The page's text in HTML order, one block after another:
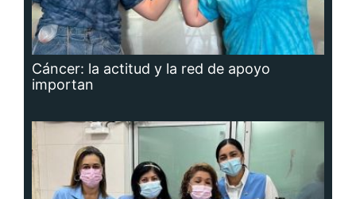
Cáncer: la actitud y la red de apoyo
importan